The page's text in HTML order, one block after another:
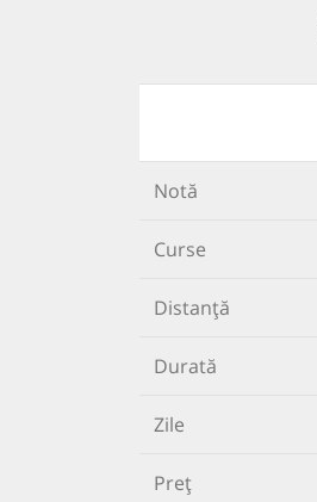
Notă
Curse
Distanță
Durată
Zile
Preț